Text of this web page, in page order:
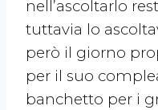
nell’ascoltarlo
tuttavia lo
però il giorno
per il suo
banchetto per i